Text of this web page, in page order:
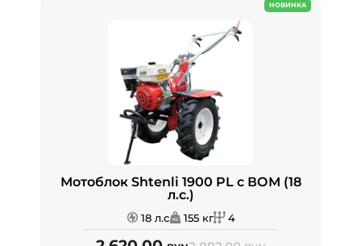
НОВИНКА
Мотоблок Shtenli 1900 PL с ВОМ (18
л.с.)
18 л.с 155 кг 4